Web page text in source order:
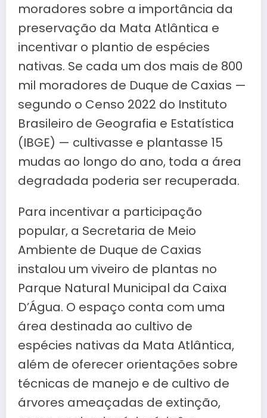
moradores sobre a importância da
preservação da Mata Atlântica e
incentivar o plantio de espécies
nativas. Se cada um dos mais de 800
mil moradores de Duque de Caxias —
segundo o Censo 2022 do Instituto
Brasileiro de Geografia e Estatística
(IBGE) — cultivasse e plantasse 15
mudas ao longo do ano, toda a área
degradada poderia ser recuperada.
Para incentivar a participação
popular, a Secretaria de Meio
Ambiente de Duque de Caxias
instalou um viveiro de plantas no
Parque Natural Municipal da Caixa
D’Água. O espaço conta com uma
área destinada ao cultivo de
espécies nativas da Mata Atlântica,
além de oferecer orientações sobre
técnicas de manejo e de cultivo de
árvores ameaçadas de extinção,